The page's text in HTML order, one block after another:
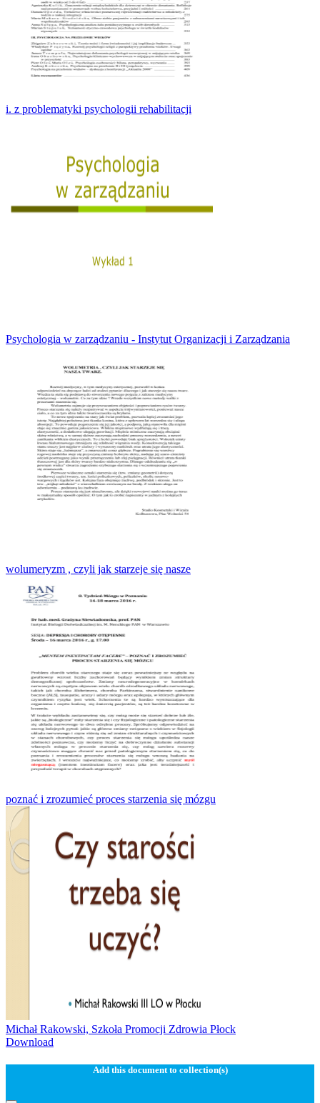
i. z problematyki psychologii rehabilitacji
Psychologia w zarządzaniu - Instytut Organizacji i Zarządzania
wolumeryzm , czyli jak starzeje się nasze
poznać i zrozumieć proces starzenia się mózgu
Michał Rakowski, Szkoła Promocji Zdrowia Płock
Download
Add this document to collection(s)